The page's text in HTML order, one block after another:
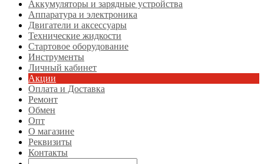
Аккумуляторы и зарядные устройства
Аппаратура и электроника
Двигатели и аксессуары
Технические жидкости
Стартовое оборудование
Инструменты
Личный кабинет
Акции
Оплата и Доставка
Ремонт
Обмен
Опт
О магазине
Реквизиты
Контакты